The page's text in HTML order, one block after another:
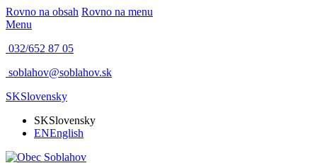
Rovno na obsah Rovno na menu
Menu
032/652 87 05
soblahov@soblahov.sk
SKSlovensky
SKSlovensky
ENEnglish